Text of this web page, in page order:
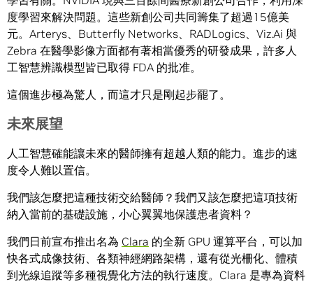
度學習來解決問題。這些新創公司共同籌集了超過15億美
元。Arterys、Butterfly Networks、RADLogics、Viz.Ai 與
Zebra 在醫學影像方面都有著相當優秀的研發成果，許多人
工智慧辨識模型皆已取得 FDA 的批准。
這個進步極為驚人，而這才只是剛起步罷了。
未來展望
人工智慧確能讓未來的醫師擁有超越人類的能力。進步的速
度令人難以置信。
我們該怎麼把這種技術交給醫師？我們又該怎麼把這項技術
納入當前的基礎設施，小心翼翼地保護患者資料？
我們日前宣布推出名為 Clara 的全新 GPU 運算平台，可以加
快各式成像技術、各類神經網路架構，還有從光柵化、體積
到光線追蹤等多種視覺化方法的執行速度。Clara 是專為資料